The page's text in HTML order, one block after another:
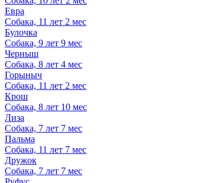
Евра
Собака, 11 лет 2 мес
Булочка
Собака, 9 лет 9 мес
Черныш
Собака, 8 лет 4 мес
Горыныч
Собака, 11 лет 2 мес
Крош
Собака, 8 лет 10 мес
Лиза
Собака, 7 лет 7 мес
Пальма
Собака, 11 лет 7 мес
Дружок
Собака, 7 лет 7 мес